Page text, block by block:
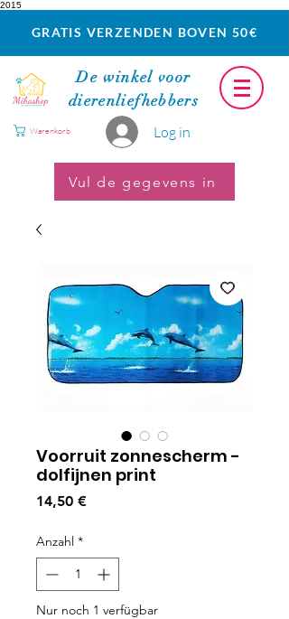
2015
GRATIS VERZENDEN BOVEN 50€
De winkel voor
dierenliefhebbers
Log in
Warenkorb
Vul de gegevens in
Voorruit zonnescherm -
dolfijnen print
14,50 €Preis
Anzahl *
Nur noch 1 verfügbar